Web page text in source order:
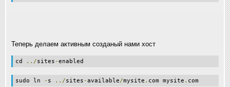
Теперь делаем активным созданый нами хост
cd ../sites -enabled
sudo ln - s ../sites -available/mysite . com mysite . com